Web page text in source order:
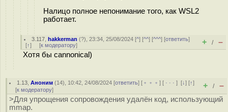
Налицо полное непонимание того, как WSL2
работает.
3.117 ,hakkerman (?), 23:34, 25/08/2024 [^] [^^] [^^^] [ответить]
[↑] [к модератору] + / –
Хотя бы cannonical)
1.13 ,Аноним (14), 10:42, 24/08/2024 [ответить] [ ﹢﹢﹢] [ · · ·][↓] [↑]
[к модератору] + / –
>Для упрощения сопровождения удалён код, использующий
mmap.